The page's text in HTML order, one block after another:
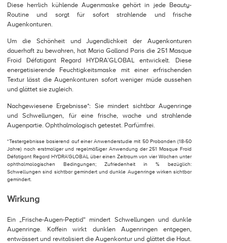
Diese herrlich kühlende Augenmaske gehört in jede Beauty-
Routine und sorgt für sofort strahlende und frische
Augenkonturen.
Um die Schönheit und Jugendlichkeit der Augenkonturen
dauerhaft zu bewahren, hat Maria Galland Paris die 251 Masque
Froid Défatigant Regard HYDRA’GLOBAL entwickelt. Diese
energetisierende Feuchtigkeitsmaske mit einer erfrischenden
Textur lässt die Augenkonturen sofort weniger müde aussehen
und glättet sie zugleich.
Nachgewiesene Ergebnisse*: Sie mindert sichtbar Augenringe
und Schwellungen, für eine frische, wache und strahlende
Augenpartie. Ophthalmologisch getestet. Parfümfrei.
*Testergebnisse basierend auf einer Anwenderstudie mit 50 Probanden (18-50
Jahre) nach erstmaliger und regelmäßiger Anwendung der 251 Masque Froid
Défatigant Regard HYDRA’GLOBAL über einen Zeitraum von vier Wochen unter
ophthalmologischen Bedingungen; Zufriedenheit in % bezüglich:
Schwellungen sind sichtbar gemindert und dunkle Augenringe wirken sichtbar
gemindert.
Wirkung
Ein „Frische-Augen-Peptid“ mindert Schwellungen und dunkle
Augenringe. Koffein wirkt dunklen Augenringen entgegen,
entwässert und revitalisiert die Augenkontur und glättet die Haut.